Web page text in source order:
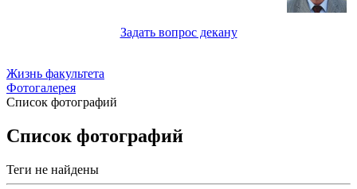
Задать вопрос декану
Жизнь факультета
Фотогалерея
Список фотографий
Список фотографий
Теги не найдены